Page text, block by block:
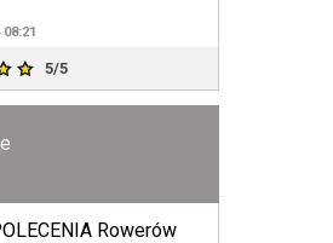
5/5
Rowerów